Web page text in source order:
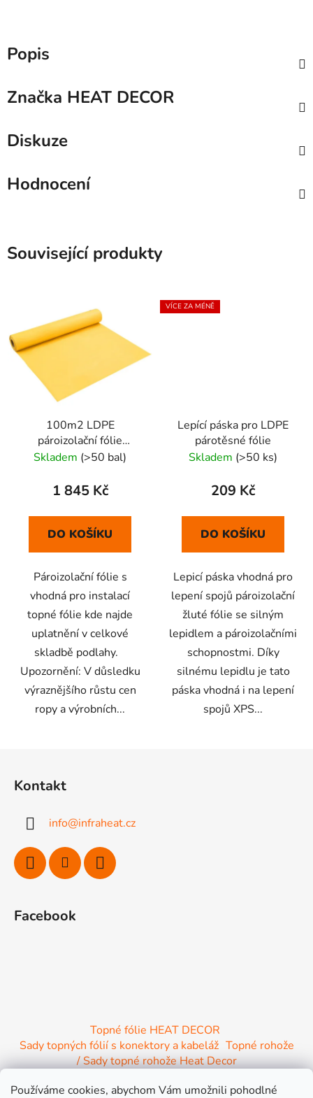
Používáme cookies, abychom Vám umožnili pohodlné
Popis
Značka HEAT DECOR
Diskuze
Hodnocení
Související produkty
100m2 LDPE
pároizolační fólie
0,2mm AMG-PROFI
Skladem (>50 bal)
1 845 Kč
DO KOŠÍKU
Pároizolační fólie s
vhodná pro instalací
topné fólie kde najde
uplatnění v celkové
skladbě podlahy.
Upozornění: V důsledku
výraznějšího růstu cen
ropy a výrobních...
VÍCE ZA MÉNĚ
Lepící páska pro LDPE
párotěsné fólie
Skladem (>50 ks)
209 Kč
DO KOŠÍKU
Lepicí páska vhodná pro
lepení spojů pároizolační
žluté fólie se silným
lepidlem a pároizolačními
schopnostmi. Díky
silnému lepidlu je tato
páska vhodná i na lepení
spojů XPS...
Kontakt
info@infraheat.cz
Facebook
Topné fólie HEAT DECOR
Sady topných fólií s konektory a kabeláž Topné rohože
/ Sady topné rohože Heat Decor
/ Instalační materiál / Topné Infrapanely